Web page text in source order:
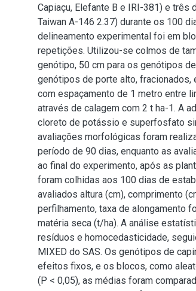
Capiaçu, Elefante B e IRI-381) e três
Taiwan A-146 2.37) durante os 100
delineamento experimental foi em
repetições. Utilizou-se colmos de
genótipo, 50 cm para os genótipos
genótipos de porte alto, fracionados,
com espaçamento de 1 metro entre
através de calagem com 2 t ha-1. A
cloreto de potássio e superfosfato
avaliações morfológicas foram
período de 90 dias, enquanto as
ao final do experimento, após as
foram colhidas aos 100 dias de
avaliados altura (cm), comprimento
perfilhamento, taxa de alongamento
matéria seca (t/ha). A análise
resíduos e homocedasticidade,
MIXED do SAS. Os genótipos de
efeitos fixos, e os blocos, como
(P < 0,05), as médias foram